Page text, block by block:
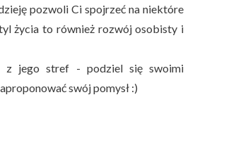
pozwoli Ci spojrzeć na niektóre
życia to również rozwój osobisty i
z jego stref - podziel się swoimi
swój pomysł :)